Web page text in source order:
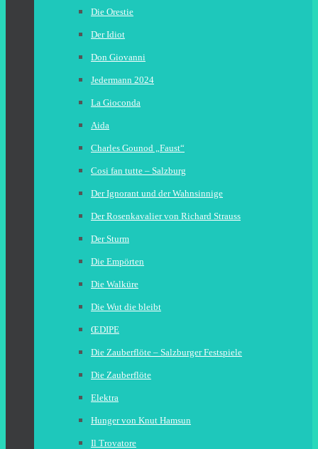
Die Orestie
Der Idiot
Don Giovanni
Jedermann 2024
La Gioconda
Aida
Charles Gounod „Faust“
Cosi fan tutte – Salzburg
Der Ignorant und der Wahnsinnige
Der Rosenkavalier von Richard Strauss
Der Sturm
Die Empörten
Die Walküre
Die Wut die bleibt
ŒDIPE
Die Zauberflöte – Salzburger Festspiele
Die Zauberflöte
Elektra
Hunger von Knut Hamsun
Il Trovatore